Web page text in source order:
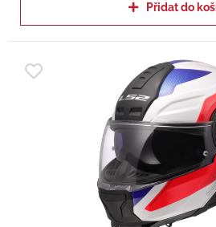
Přidat do